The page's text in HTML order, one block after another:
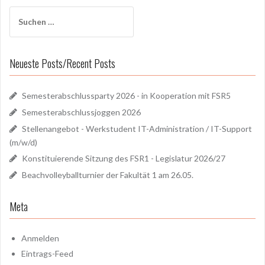
nach:
Neueste Posts/Recent Posts
Semesterabschlussparty 2026 - in Kooperation mit FSR5
Semesterabschlussjoggen 2026
Stellenangebot - Werkstudent IT-Administration / IT-Support
(m/w/d)
Konstituierende Sitzung des FSR1 - Legislatur 2026/27
Beachvolleyballturnier der Fakultät 1 am 26.05.
Meta
Anmelden
Eintrags-Feed